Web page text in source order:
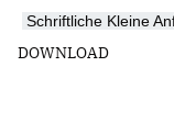
Schriftliche Kleine
DOWNLOAD